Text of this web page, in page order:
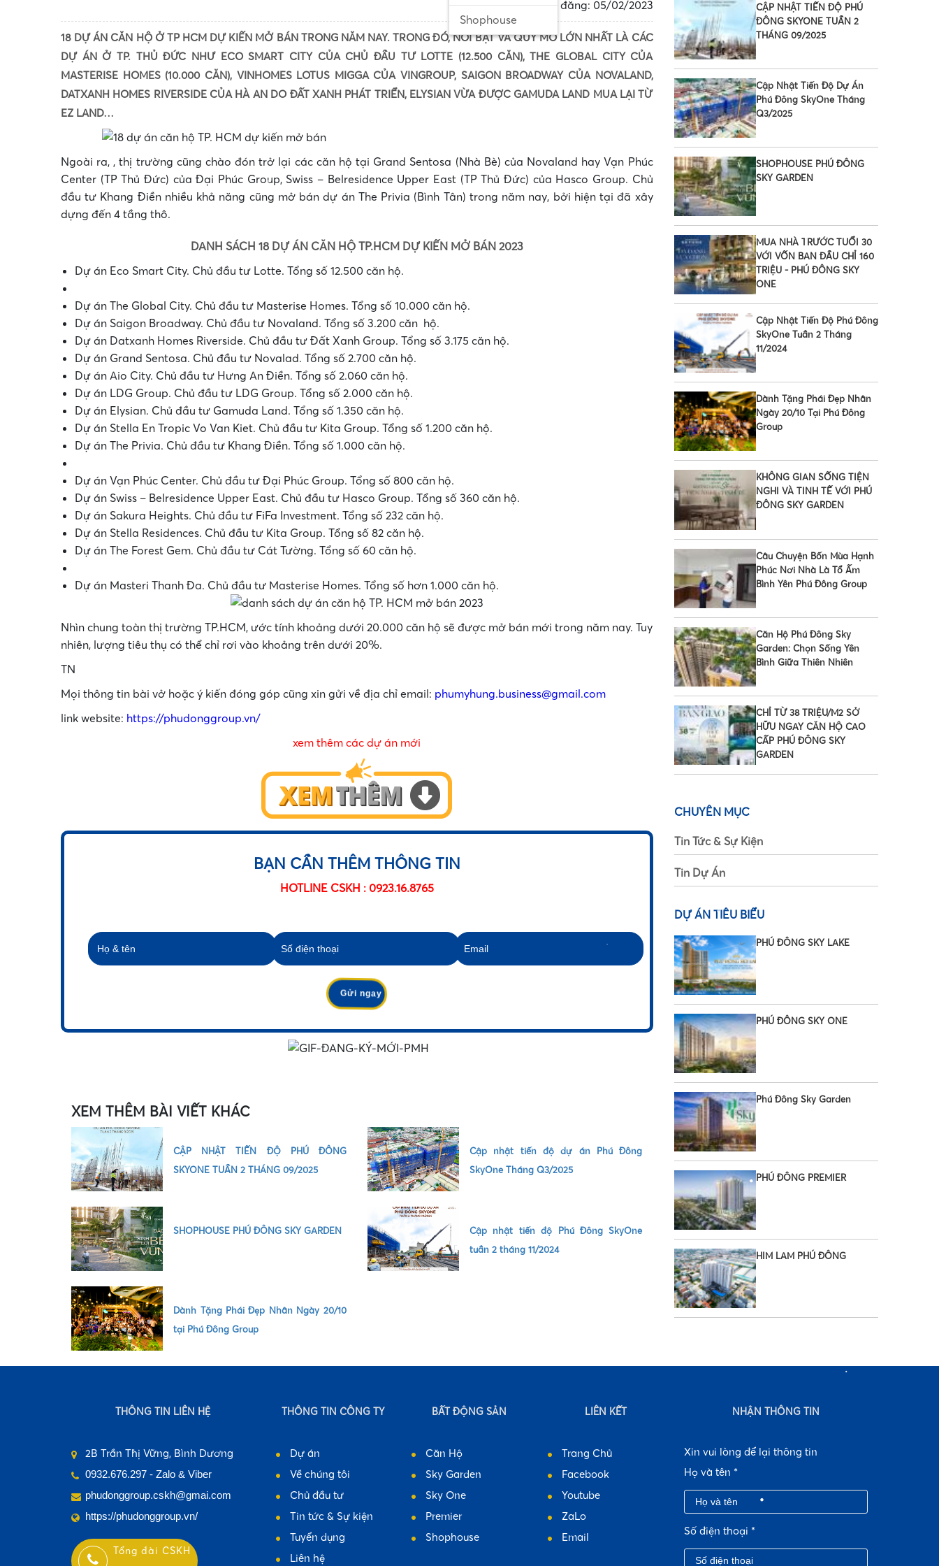
•
•
•
•
•
•
•
•
•
•
Shophouse
Ngày đăng: 05/02/2023
18 DỰ ÁN CĂN HỘ Ở TP HCM DỰ KIẾN MỞ BÁN TRONG NĂM NAY. TRONG ĐÓ, NỔI BẬT VÀ QUY MÔ LỚN NHẤT LÀ CÁC
DỰ ÁN Ở TP. THỦ ĐỨC NHƯ ECO SMART CITY CỦA CHỦ ĐẦU TƯ LOTTE (12.500 CĂN), THE GLOBAL CITY CỦA
MASTERISE HOMES (10.000 CĂN), VINHOMES LOTUS MIGGA CỦA VINGROUP, SAIGON BROADWAY CỦA NOVALAND,
DATXANH HOMES RIVERSIDE CỦA HÀ AN DO ĐẤT XANH PHÁT TRIỂN, ELYSIAN VỪA ĐƯỢC GAMUDA LAND MUA LẠI TỪ
EZ LAND…
Ngoài ra, , thị trường cũng chào đón trở lại các căn hộ tại Grand Sentosa (Nhà Bè) của Novaland hay Vạn Phúc
Center (TP Thủ Đức) của Đại Phúc Group, Swiss – Belresidence Upper East (TP Thủ Đức) của Hasco Group. Chủ
đầu tư Khang Điền nhiều khả năng cũng mở bán dự án The Privia (Bình Tân) trong năm nay, bởi hiện tại đã xây
dựng đến 4 tầng thô.
DANH SÁCH 18 DỰ ÁN CĂN HỘ TP.HCM DỰ KIẾN MỞ BÁN 2023
Dự án Eco Smart City. Chủ đầu tư Lotte. Tổng số 12.500 căn hộ.
Dự án The Global City. Chủ đầu tư Masterise Homes. Tổng số 10.000 căn hộ.
Dự án Saigon Broadway. Chủ đầu tư Novaland. Tổng số 3.200 căn hộ.
Dự án Datxanh Homes Riverside. Chủ đầu tư Đất Xanh Group. Tổng số 3.175 căn hộ.
Dự án Grand Sentosa. Chủ đầu tư Novalad. Tổng số 2.700 căn hộ.
Dự án Aio City. Chủ đầu tư Hưng An Điền. Tổng số 2.060 căn hộ.
Dự án LDG Group. Chủ đầu tư LDG Group. Tổng số 2.000 căn hộ.
Dự án Elysian. Chủ đầu tư Gamuda Land. Tổng số 1.350 căn hộ.
Dự án Stella En Tropic Vo Van Kiet. Chủ đầu tư Kita Group. Tổng số 1.200 căn hộ.
Dự án The Privia. Chủ đầu tư Khang Điền. Tổng số 1.000 căn hộ.
Dự án Vạn Phúc Center. Chủ đầu tư Đại Phúc Group. Tổng số 800 căn hộ.
Dự án Swiss – Belresidence Upper East. Chủ đầu tư Hasco Group. Tổng số 360 căn hộ.
Dự án Sakura Heights. Chủ đầu tư FiFa Investment. Tổng số 232 căn hộ.
Dự án Stella Residences. Chủ đầu tư Kita Group. Tổng số 82 căn hộ.
Dự án The Forest Gem. Chủ đầu tư Cát Tường. Tổng số 60 căn hộ.
Dự án Masteri Thanh Đa. Chủ đầu tư Masterise Homes. Tổng số hơn 1.000 căn hộ.
Nhìn chung toàn thị trường TP.HCM, ước tính khoảng dưới 20.000 căn hộ sẽ được mở bán mới trong năm nay. Tuy
nhiên, lượng tiêu thụ có thể chỉ rơi vào khoảng trên dưới 20%.
TN
Mọi thông tin bài vở hoặc ý kiến đóng góp cũng xin gửi về địa chỉ email: phumyhung.business@gmail.com
link website: https://phudonggroup.vn/
xem thêm các dự án mới
BẠN CẦN THÊM THÔNG TIN
HOTLINE CSKH : 0923.16.8765
XEM THÊM BÀI VIẾT KHÁC
CẬP NHẬT TIẾN ĐỘ PHÚ ĐÔNG
SKYONE TUẦN 2 THÁNG 09/2025
Cập nhật tiến độ dự án Phú Đông
SkyOne Tháng Q3/2025
SHOPHOUSE PHÚ ĐÔNG SKY GARDEN
Cập nhật tiến độ Phú Đông SkyOne
tuần 2 tháng 11/2024
Dành Tặng Phái Đẹp Nhân Ngày 20/10
tại Phú Đông Group
CẬP NHẬT TIẾN ĐỘ PHÚ
ĐÔNG SKYONE TUẦN 2
THÁNG 09/2025
Cập Nhật Tiến Độ Dự Án
Phú Đông SkyOne Tháng
Q3/2025
SHOPHOUSE PHÚ ĐÔNG
SKY GARDEN
MUA NHÀ TRƯỚC TUỔI 30
VỚI VỐN BAN ĐẦU CHỈ 160
TRIỆU - PHÚ ĐÔNG SKY
ONE
Cập Nhật Tiến Độ Phú Đông
SkyOne Tuần 2 Tháng
11/2024
Dành Tặng Phái Đẹp Nhân
Ngày 20/10 Tại Phú Đông
Group
KHÔNG GIAN SỐNG TIỆN
NGHI VÀ TINH TẾ VỚI PHÚ
ĐÔNG SKY GARDEN
Câu Chuyện Bốn Mùa Hạnh
Phúc Nơi Nhà Là Tổ Ấm
Bình Yên Phú Đông Group
Căn Hộ Phú Đông Sky
Garden: Chọn Sống Yên
Bình Giữa Thiên Nhiên
CHỈ TỪ 38 TRIỆU/M2 SỞ
HỮU NGAY CĂN HỘ CAO
CẤP PHÚ ĐÔNG SKY
GARDEN
CHUYÊN MỤC
Tin Tức & Sự Kiện
Tin Dự Án
DỰ ÁN TIÊU BIỂU
PHÚ ĐÔNG SKY LAKE
PHÚ ĐÔNG SKY ONE
Phú Đông Sky Garden
PHÚ ĐÔNG PREMIER
HIM LAM PHÚ ĐÔNG
THÔNG TIN LIÊN HỆ
2B Trần Thị Vững, Bình Dương
0932.676.297 - Zalo & Viber
phudonggroup.cskh@gmai.com
https://phudonggroup.vn/
Tổng đài CSKH
THÔNG TIN CÔNG TY
Dự án
Về chúng tôi
Chủ đầu tư
Tin tức & Sự kiện
Tuyển dụng
Liên hệ
BẤT ĐỘNG SẢN
Căn Hộ
Sky Garden
Sky One
Premier
Shophouse
LIÊN KẾT
Trang Chủ
Facebook
Youtube
ZaLo
Email
NHẬN THÔNG TIN
Xin vui lòng để lại thông tin
Họ và tên *
Số điện thoại *